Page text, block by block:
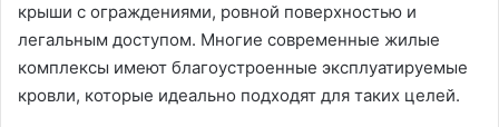
крыши с ограждениями, ровной поверхностью и
легальным доступом. Многие современные жилые
комплексы имеют благоустроенные эксплуатируемые
кровли, которые идеально подходят для таких целей.